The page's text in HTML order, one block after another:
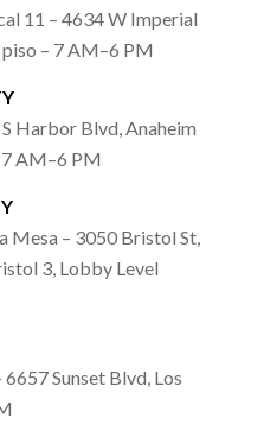
11 – 4634 W Imperial
piso – 7 AM–6 PM
Harbor Blvd, Anaheim
AM–6 PM
Mesa – 3050 Bristol St,
3, Lobby Level
Sunset Blvd, Los